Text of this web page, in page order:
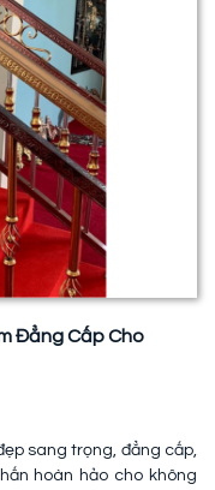
Đẳng Cấp Cho
sang trọng, đẳng cấp,
hoàn hảo cho không